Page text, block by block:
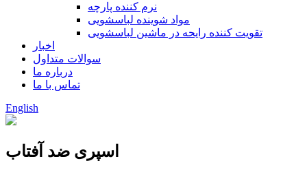
نرم کننده پارچه
مواد شوینده لباسشویی
تقویت کننده رایحه در ماشین لباسشویی
اخبار
سوالات متداول
درباره ما
تماس با ما
English
اسپری ضد آفتاب